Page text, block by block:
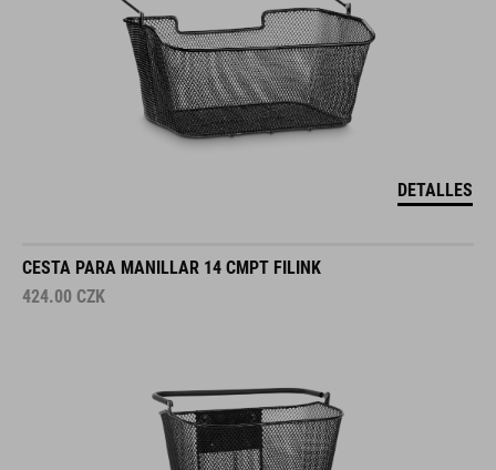
DETALLES
CESTA PARA MANILLAR 14 CMPT FILINK
424.00 CZK